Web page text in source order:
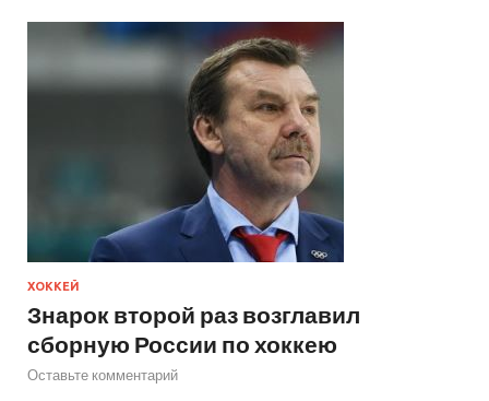
ХОККЕЙ
Знарок второй раз возглавил
сборную России по хоккею
Оставьте комментарий